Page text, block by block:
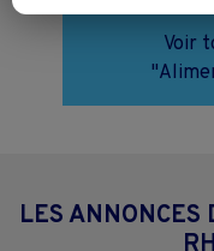
Voir
LES ANNONCES
Vous pouvez exprimer
"Continuer sans
moment en cliquant sur